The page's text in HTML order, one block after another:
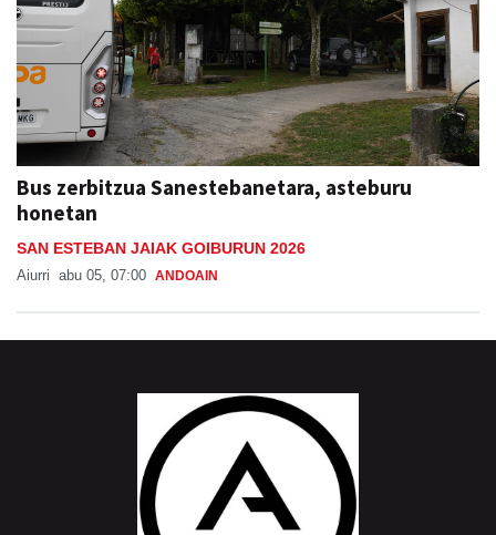
Bus zerbitzua Sanestebanetara, asteburu
honetan
SAN ESTEBAN JAIAK GOIBURUN 2026
Aiurri abu 05, 07:00 ANDOAIN